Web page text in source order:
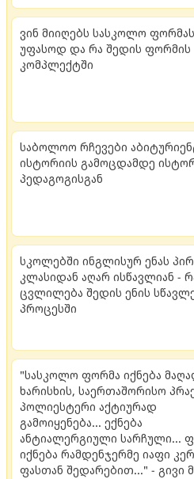
ვინ მიიღებს სასკოლო ფორმას
უფასოდ და რა შედის ფორმის
კომპლექტში
საბოლოო რჩევები
ისტორიის გამოცდამდე
პედაგოგისგან
სკოლებში ინგლისურ ენას
კლასიდან აღარ ისწავლიან -
ცვლილება შედის ენის
პროცესში
"სასკოლო ფორმა იქნება
ხარისხის, საერთაშორისო
პოლიესტერი აქტიურად
გამოიყენება... ექნება
ანტიალერგიული სარჩული...
იქნება რამდენჯერმე იაფი
ფასთან შედარებით..." - გივი